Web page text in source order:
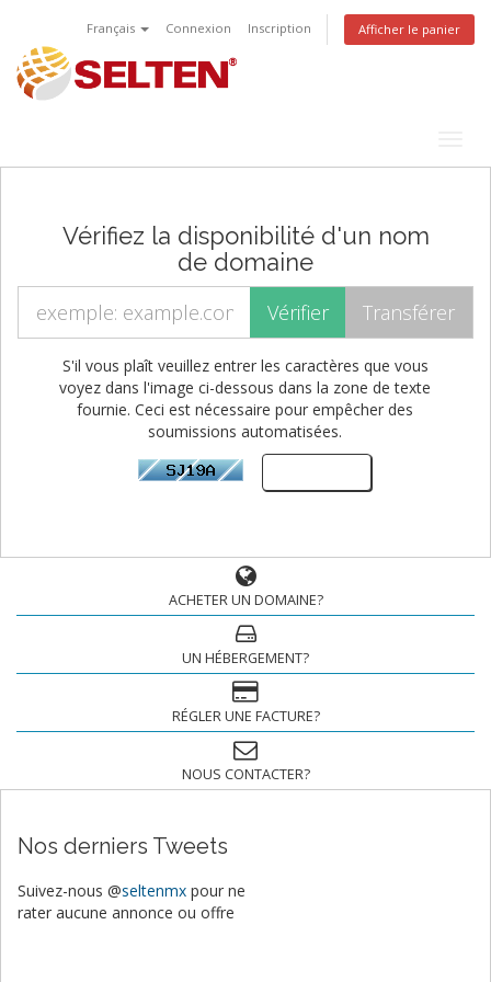
Français Connexion Inscription Afficher le panier
Vérifiez la disponibilité d'un nom
de domaine
S'il vous plaît veuillez entrer les caractères que vous
voyez dans l'image ci-dessous dans la zone de texte
fournie. Ceci est nécessaire pour empêcher des
soumissions automatisées.
ACHETER UN DOMAINE?
UN HÉBERGEMENT?
RÉGLER UNE FACTURE?
NOUS CONTACTER?
Nos derniers Tweets
Suivez-nous @seltenmx pour ne
rater aucune annonce ou offre